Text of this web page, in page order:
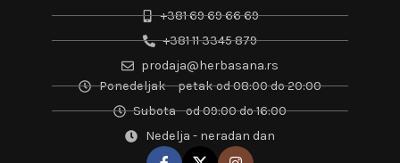
+381 69 69 66 69
+381 11 3345 879
prodaja@herbasana.rs
Ponedeljak – petak od 08:00 do 20:00
Subota - od 09:00 do 16:00
Nedelja - neradan dan